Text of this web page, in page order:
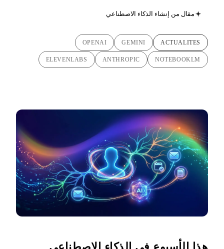
مقال من إنشاء الذكاء الاصطناعي
ACTUALITES
GEMINI
OPENAI
NOTEBOOKLM
ANTHROPIC
ELEVENLABS